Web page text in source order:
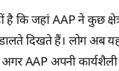
कि जहां AAP ने कुछ
डालते दिखते हैं। लोग
AAP अपनी कार्यशैली